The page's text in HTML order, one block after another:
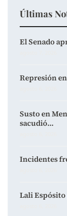
Últimas
El Senado
Represión
Susto en
sacudió…
Incidentes
Lali